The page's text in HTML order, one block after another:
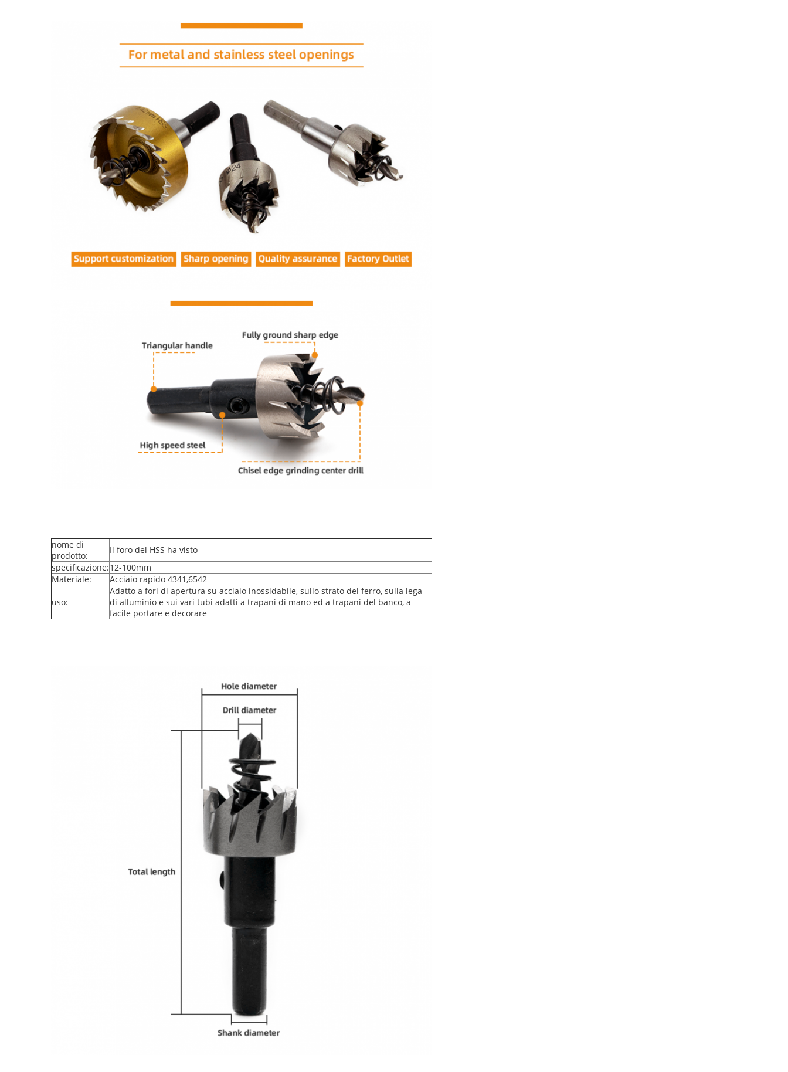
nome di
prodotto:
Il foro del HSS ha visto
specificazione:12-100mm
Materiale:
Acciaio rapido 4341,6542
uso:
Adatto a fori di apertura su acciaio inossidabile, sullo strato del ferro, sulla lega
di alluminio e sui vari tubi adatti a trapani di mano ed a trapani del banco, a
facile portare e decorare